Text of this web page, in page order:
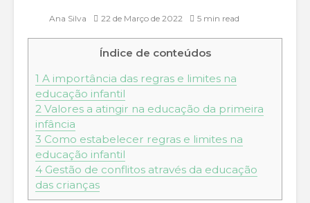
Ana Silva 22 de Março de 2022 5 min read
Índice de conteúdos
1 A importância das regras e limites na
educação infantil
2 Valores a atingir na educação da primeira
infância
3 Como estabelecer regras e limites na
educação infantil
4 Gestão de conflitos através da educação
das crianças